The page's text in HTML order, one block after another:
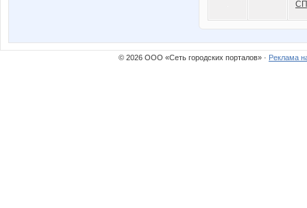
© 2026 ООО «Сеть городских порталов» · Реклама